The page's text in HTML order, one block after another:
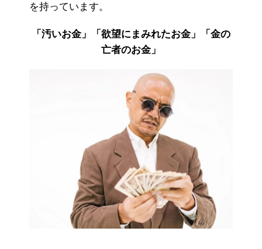
を持っています。
「汚いお金」「欲望にまみれたお金」「金の
亡者のお金」